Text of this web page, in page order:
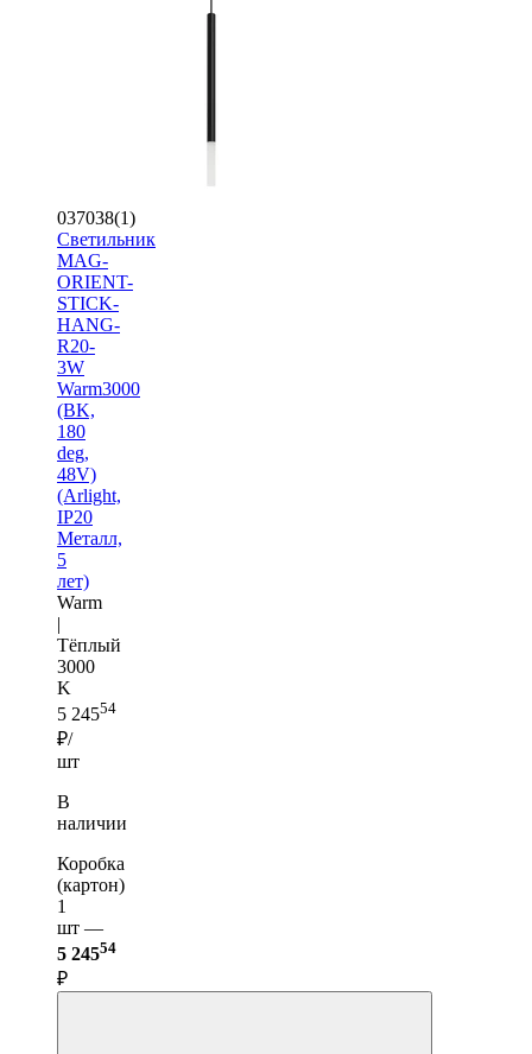
037038(1)
Светильник
MAG-
ORIENT-
STICK-
HANG-
R20-
3W
Warm3000
(BK,
180
deg,
48V)
(Arlight,
IP20
Металл,
5
лет)
Warm
|
Тёплый
3000
K
5 24554
₽/
шт
В
наличии
Коробка
(картон)
1
шт —
5 24554
₽